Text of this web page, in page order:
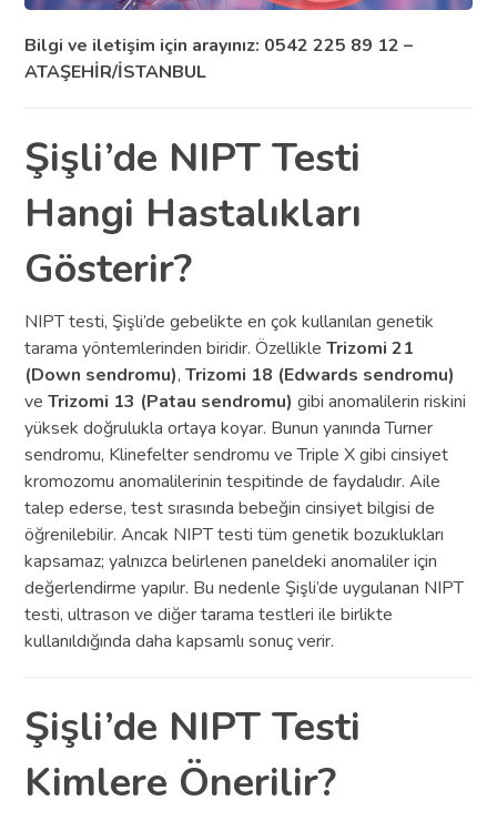
Bilgi ve iletişim için arayınız: 0542 225 89 12 –
ATAŞEHİR/İSTANBUL
Şişli’de NIPT Testi
Hangi Hastalıkları
Gösterir?
NIPT testi, Şişli’de gebelikte en çok kullanılan genetik
tarama yöntemlerinden biridir. ÖzellikleTrizomi 21
(Down sendromu),Trizomi 18 (Edwards sendromu)
veTrizomi 13 (Patau sendromu) gibi anomalilerin riskini
yüksek doğrulukla ortaya koyar. Bunun yanında Turner
sendromu, Klinefelter sendromu ve Triple X gibi cinsiyet
kromozomu anomalilerinin tespitinde de faydalıdır. Aile
talep ederse, test sırasında bebeğin cinsiyet bilgisi de
öğrenilebilir. Ancak NIPT testi tüm genetik bozuklukları
kapsamaz; yalnızca belirlenen paneldeki anomaliler için
değerlendirme yapılır. Bu nedenle Şişli’de uygulanan NIPT
testi, ultrason ve diğer tarama testleri ile birlikte
kullanıldığında daha kapsamlı sonuç verir.
Şişli’de NIPT Testi
Kimlere Önerilir?